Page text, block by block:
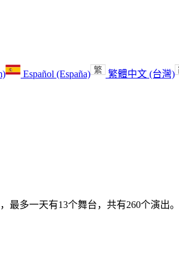
Español (España) 繁體中文 (台灣)
最多一天有13个舞台，共有260个演出。